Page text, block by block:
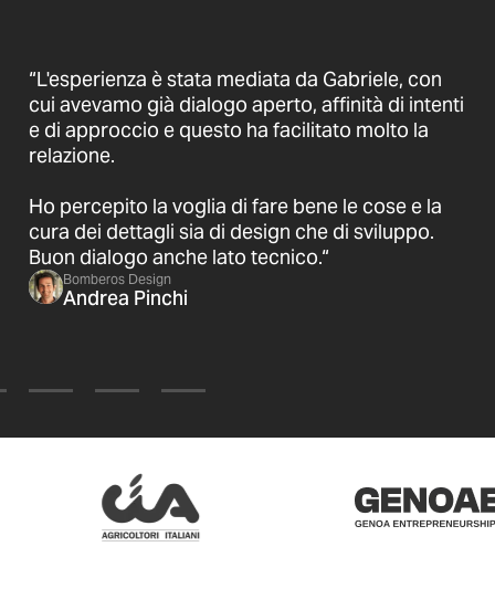
“L'esperienza è stata mediata da Gabriele, con
cui avevamo già dialogo aperto, affinità di intenti
e di approccio e questo ha facilitato molto la
relazione.
Ho percepito la voglia di fare bene le cose e la
cura dei dettagli sia di design che di sviluppo.
Buon dialogo anche lato tecnico.“
Bomberos Design
Andrea Pinchi